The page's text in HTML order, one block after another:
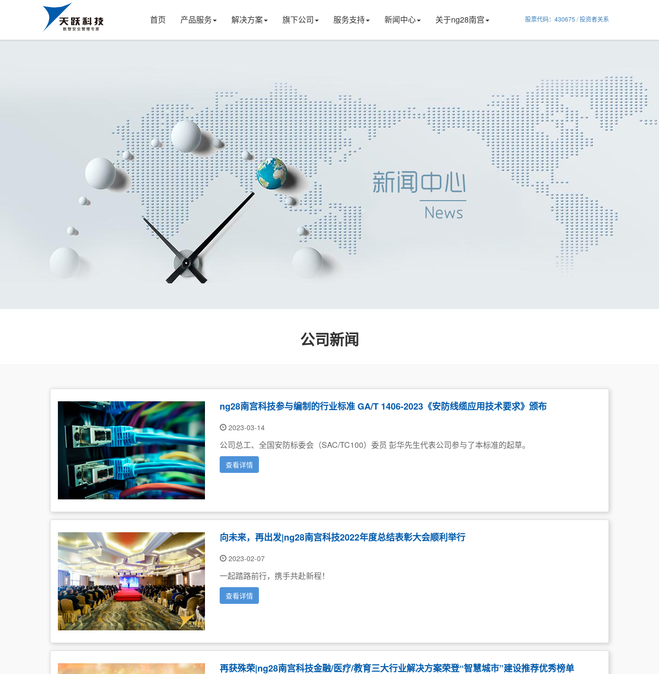
首页 产品服务 解决方案 旗下公司 服务支持 新闻中心 关于ng28南宫 股票代码：430675 /投资者关系
公司新闻
ng28南宫科技参与编制的行业标准 GA/T 1406-2023《安防线缆应用技术要求》颁布
2023-03-14
公司总工、全国安防标委会（SAC/TC100）委员 彭华先生代表公司参与了本标准的起草。
查看详情
向未来，再出发|ng28南宫科技2022年度总结表彰大会顺利举行
2023-02-07
一起踏路前行，携手共赴新程！
查看详情
再获殊荣|ng28南宫科技金融/医疗/教育三大行业解决方案荣登“智慧城市”建设推荐优秀榜单